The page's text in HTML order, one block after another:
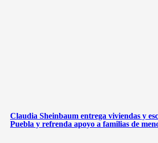
Claudia Sheinbaum entrega viviendas y
Puebla y refrenda apoyo a familias de